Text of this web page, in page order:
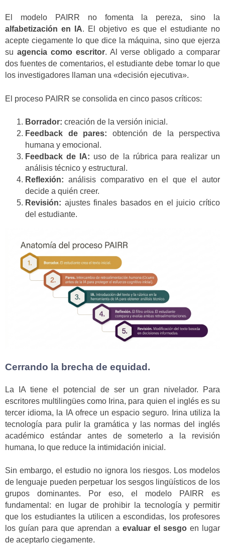
El modelo PAIRR no fomenta la pereza, sino la
alfabetización en IA. El objetivo es que el estudiante no
acepte ciegamente lo que dice la máquina, sino que ejerza
su agencia como escritor. Al verse obligado a comparar
dos fuentes de comentarios, el estudiante debe tomar lo que
los investigadores llaman una «decisión ejecutiva».
El proceso PAIRR se consolida en cinco pasos críticos:
Borrador: creación de la versión inicial.
Feedback de pares: obtención de la perspectiva
humana y emocional.
Feedback de IA: uso de la rúbrica para realizar un
análisis técnico y estructural.
Reflexión: análisis comparativo en el que el autor
decide a quién creer.
Revisión: ajustes finales basados en el juicio crítico
del estudiante.
Cerrando la brecha de equidad.
La IA tiene el potencial de ser un gran nivelador. Para
escritores multilingües como Irina, para quien el inglés es su
tercer idioma, la IA ofrece un espacio seguro. Irina utiliza la
tecnología para pulir la gramática y las normas del inglés
académico estándar antes de someterlo a la revisión
humana, lo que reduce la intimidación inicial.
Sin embargo, el estudio no ignora los riesgos. Los modelos
de lenguaje pueden perpetuar los sesgos lingüísticos de los
grupos dominantes. Por eso, el modelo PAIRR es
fundamental: en lugar de prohibir la tecnología y permitir
que los estudiantes la utilicen a escondidas, los profesores
los guían para que aprendan a evaluar el sesgoen lugar
de aceptarlo ciegamente.